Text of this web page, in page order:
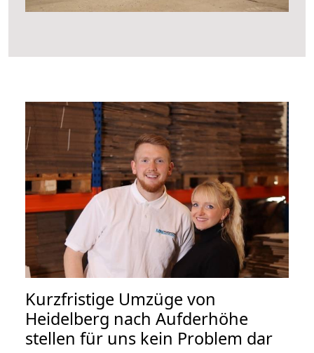
Kurzfristige Umzüge von
Heidelberg nach Aufderhöhe
stellen für uns kein Problem dar